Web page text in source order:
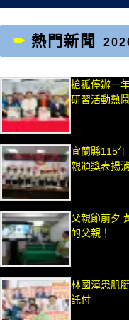
熱門新聞
搶孤停辦一
研習活動熱
宜蘭縣115
親頒獎表揚
父親節前夕
的父親！
林國漳患肌
託付